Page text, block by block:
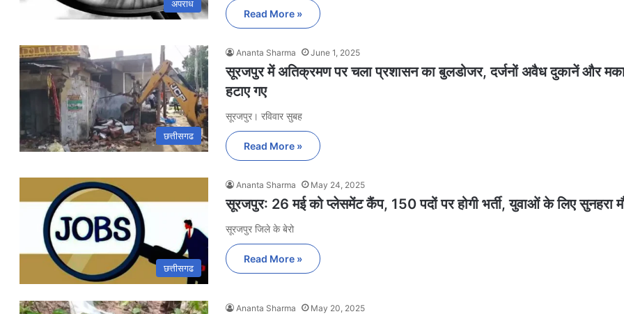
अपराध
Read More »
छत्तीसगढ
Ananta Sharma June 1, 2025
सूरजपुर में अतिक्रमण पर चला प्रशासन का बुलडोजर, दर्जनों अवैध दुकानें और
हटाए गए
सूरजपुर। रविवार सुबह
Read More »
छत्तीसगढ
Ananta Sharma May 24, 2025
सूरजपुर: 26 मई को प्लेसमेंट कैंप, 150 पदों पर होगी भर्ती, युवाओं के लिए सुनहरा
सूरजपुर जिले के बेरो
Read More »
Ananta Sharma May 20, 2025